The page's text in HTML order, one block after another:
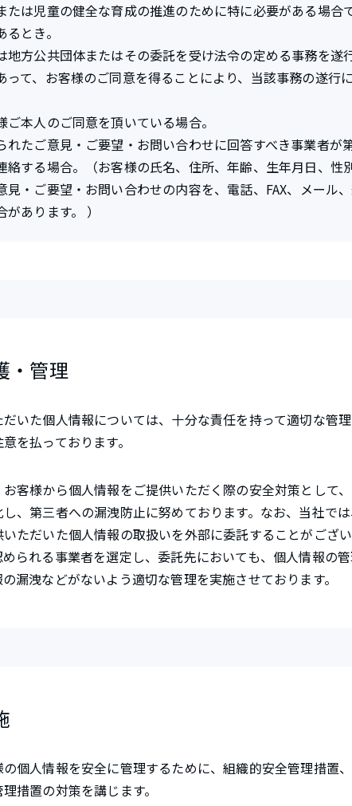
たは児童の健全な育成の推進のために特に必要がある場合
とき。
地方公共団体またはその委託を受け法令の定める事務を遂
って、お客様のご同意を得ることにより、当該事務の遂行
ご本人のご同意を頂いている場合。
れたご意見・ご要望・お問い合わせに回答すべき事業者が
絡する場合。（お客様の氏名、住所、年齢、生年月日、性
見・ご要望・お問い合わせの内容を、電話、FAX、メール
あります。 ）
・管理
いた個人情報については、十分な責任を持って適切な管
を払っております。
客様から個人情報をご提供いただく際の安全対策として
、第三者への漏洩防止に努めております。なお、当社で
ただいた個人情報の取扱いを外部に委託することがござ
られる事業者を選定し、委託先においても、個人情報の
漏洩などがないよう適切な管理を実施させております。
個人情報を安全に管理するために、組織的安全管理措置
措置の対策を講じます。